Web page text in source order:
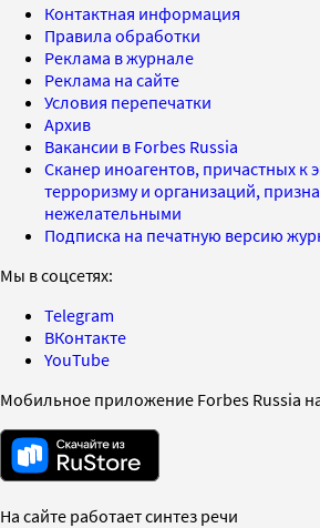
Контактная информация
Правила обработки
Реклама в журнале
Реклама на сайте
Условия перепечатки
Архив
Вакансии в Forbes Russia
Сканер иноагентов, причастных к
терроризму и организаций,
нежелательными
Подписка на печатную версию
Мы в соцсетях:
Telegram
ВКонтакте
YouTube
Мобильное приложение Forbes Russia
На сайте работает синтез речи